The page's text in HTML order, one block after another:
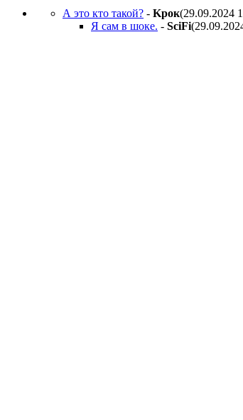
А это кто такой? - Kpoк(29.09.2024
Я сам в шоке. - SciFi